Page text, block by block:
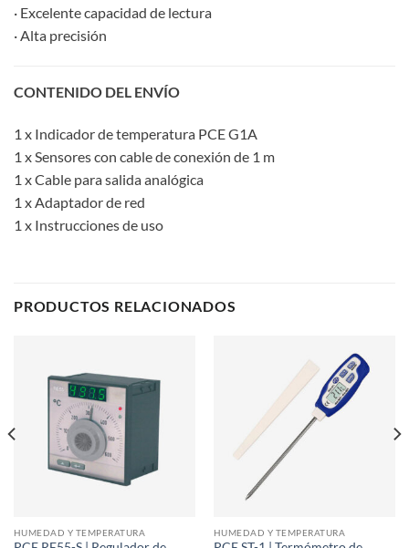
· Excelente capacidad de lectura
· Alta precisión
CONTENIDO DEL ENVÍO
1 x Indicador de temperatura PCE G1A
1 x Sensores con cable de conexión de 1 m
1 x Cable para salida analógica
1 x Adaptador de red
1 x Instrucciones de uso
PRODUCTOS RELACIONADOS
HUMEDAD Y TEMPERATURA HUMEDAD Y TEMPERATURA